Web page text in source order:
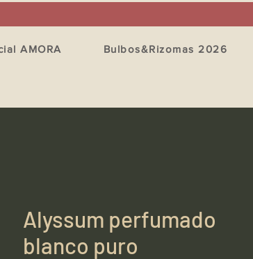
AMORA Bulbos&Rizomas 2026
Alyssum perfumado
blanco puro